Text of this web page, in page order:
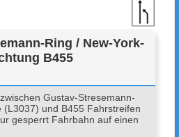
Ring / New-York-
B455
zwischen Gustav-Stresemann-
(L3037) und B455 Fahrstreifen
gesperrt Fahrbahn auf einen